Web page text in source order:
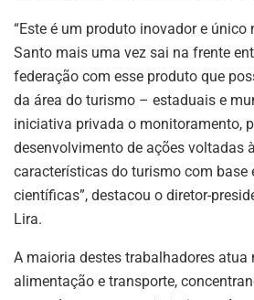
“Este é um produto inovador e único
Santo mais uma vez sai na frente
federação com esse produto que
da área do turismo – estaduais e
iniciativa privada o monitoramento,
desenvolvimento de ações voltadas
características do turismo com base
científicas”, destacou o diretor-
Lira.
A maioria destes trabalhadores atua
alimentação e transporte,